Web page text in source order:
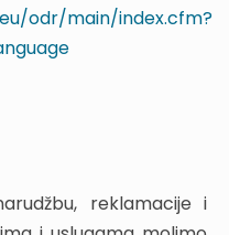
odr/main/index.cfm?
reklamacije i